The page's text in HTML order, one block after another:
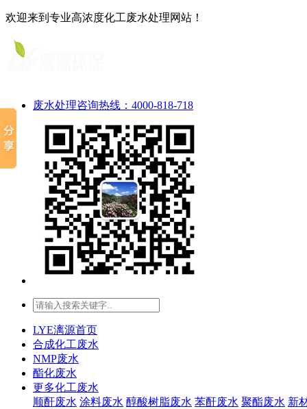
欢迎来到专业高浓度化工废水处理网站！
废水处理咨询热线：4000-818-718
LYE漓源首页
合成化工废水
NMP废水
酯化废水
更多化工废水
顺酐废水 涂料废水 醇酸树脂废水 苯酐废水 聚酯废水 新